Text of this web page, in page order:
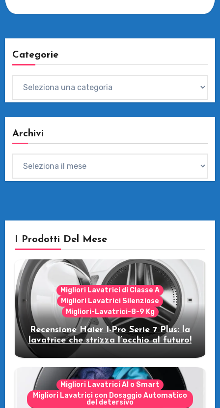
Categorie
Archivi
I Prodotti Del Mese
Migliori Lavatrici di Classe A
Migliori Lavatrici Silenziose
Migliori-Lavatrici-8-9 Kg
Recensione Haier I-Pro Serie 7 Plus: la
lavatrice che strizza l’occhio al futuro!
Migliori Lavatrici AI o Smart
Migliori Lavatrici con Dosaggio Automatico
del detersivo